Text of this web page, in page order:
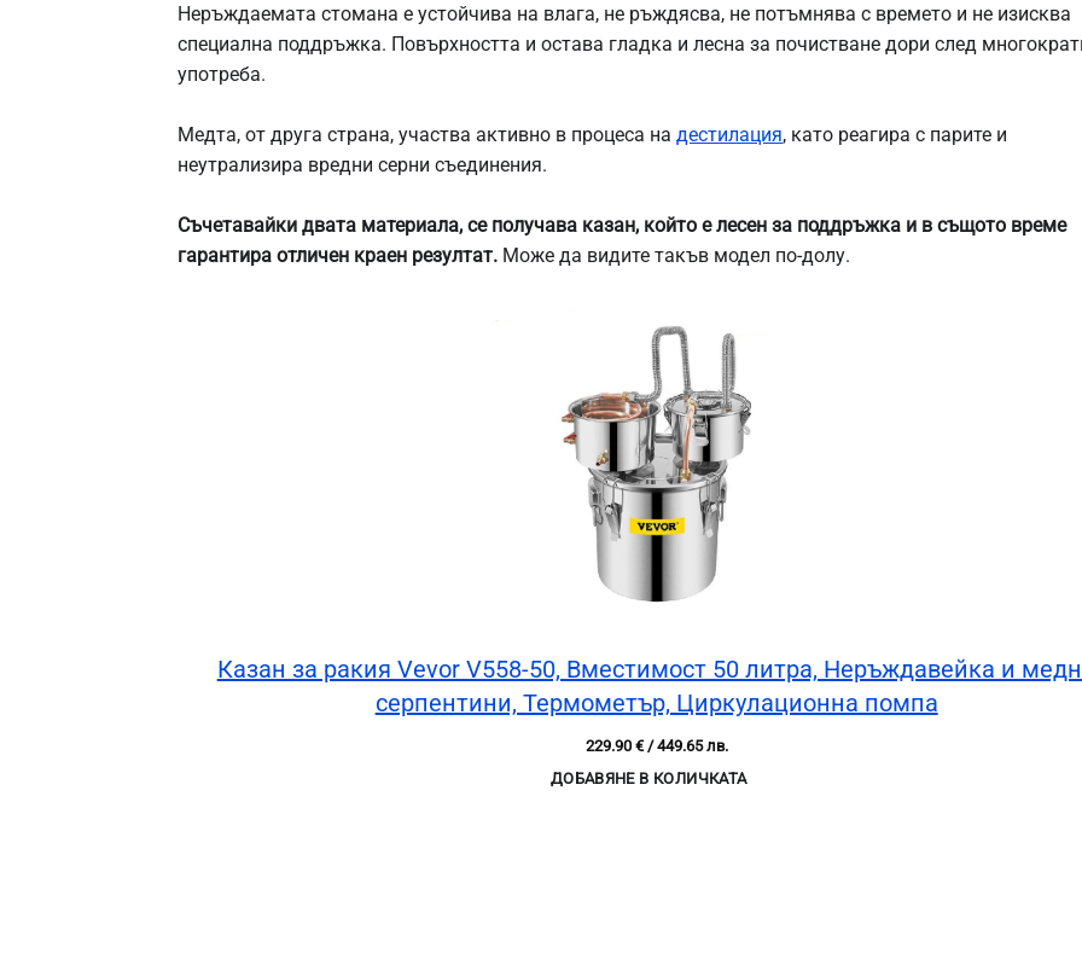
Неръждаемата стомана е устойчива на влага, не ръждясва, не потъмнява с времето и не изисква
специална поддръжка. Повърхността и остава гладка и лесна за почистване дори след
употреба.
Медта, от друга страна, участва активно в процеса на дестилация, като реагира с парите и
неутрализира вредни серни съединения.
Съчетавайки двата материала, се получава казан, който е лесен за поддръжка и в същото време
гарантира отличен краен резултат. Може да видите такъв модел по-долу.
Казан за ракия Vevor V558-50, Вместимост 50 литра, Неръждавейка и
серпентини, Термометър, Циркулационна помпа
229.90 €/ 449.65 лв.
ДОБАВЯНЕ В КОЛИЧКАТА